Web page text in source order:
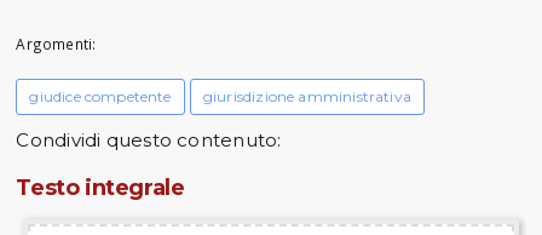
Argomenti:
giudice competente giurisdizione amministrativa
Condividi questo contenuto:
Testo integrale